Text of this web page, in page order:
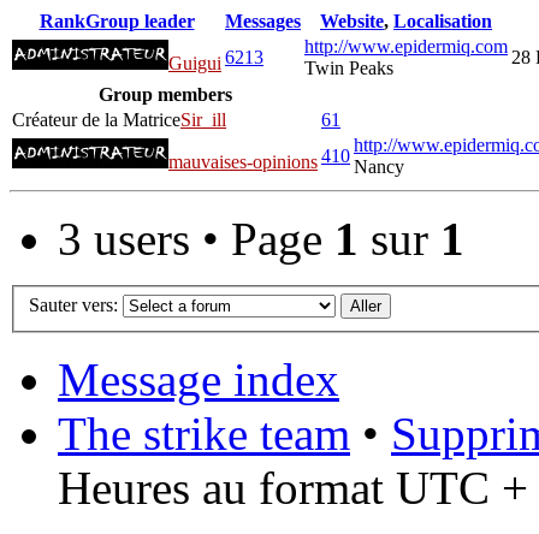
RankGroup leader Messages Website, Localisation
Guigui 6213
http://www.epidermiq.com
Twin Peaks
28
Group members
Créateur de la MatriceSir_ill 61
mauvaises-opinions410
http://
Nancy
3 users • Page 1 sur 1
Sauter vers:
Message index
The strike team •
Heures au format UTC